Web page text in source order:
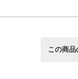
この商